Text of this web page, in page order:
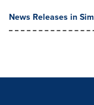
News Releases in